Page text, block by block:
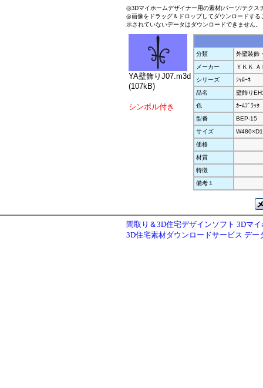
◎3Dマイホームデザイナー用の素材(パーツ/テクス
◎画像をドラッグ＆ドロップしてダウンロードす
示されていないデータはダウンロードできません。
YA壁飾りJ07.m3d
(107kB)
シンボル付き
分類
外壁装飾
メーカー
ＹＫＫ Ａ
シリーズ
ｼｬﾛｰﾈ
品名
壁飾り
色
ｶｰﾑﾌﾞﾗｯｸ
型番
BEP-15
サイズ
価格
材質
特徴
備考１
間取り＆3D住宅デザインソフト 3Dマ
3D住宅素材ダウンロードサービス デー